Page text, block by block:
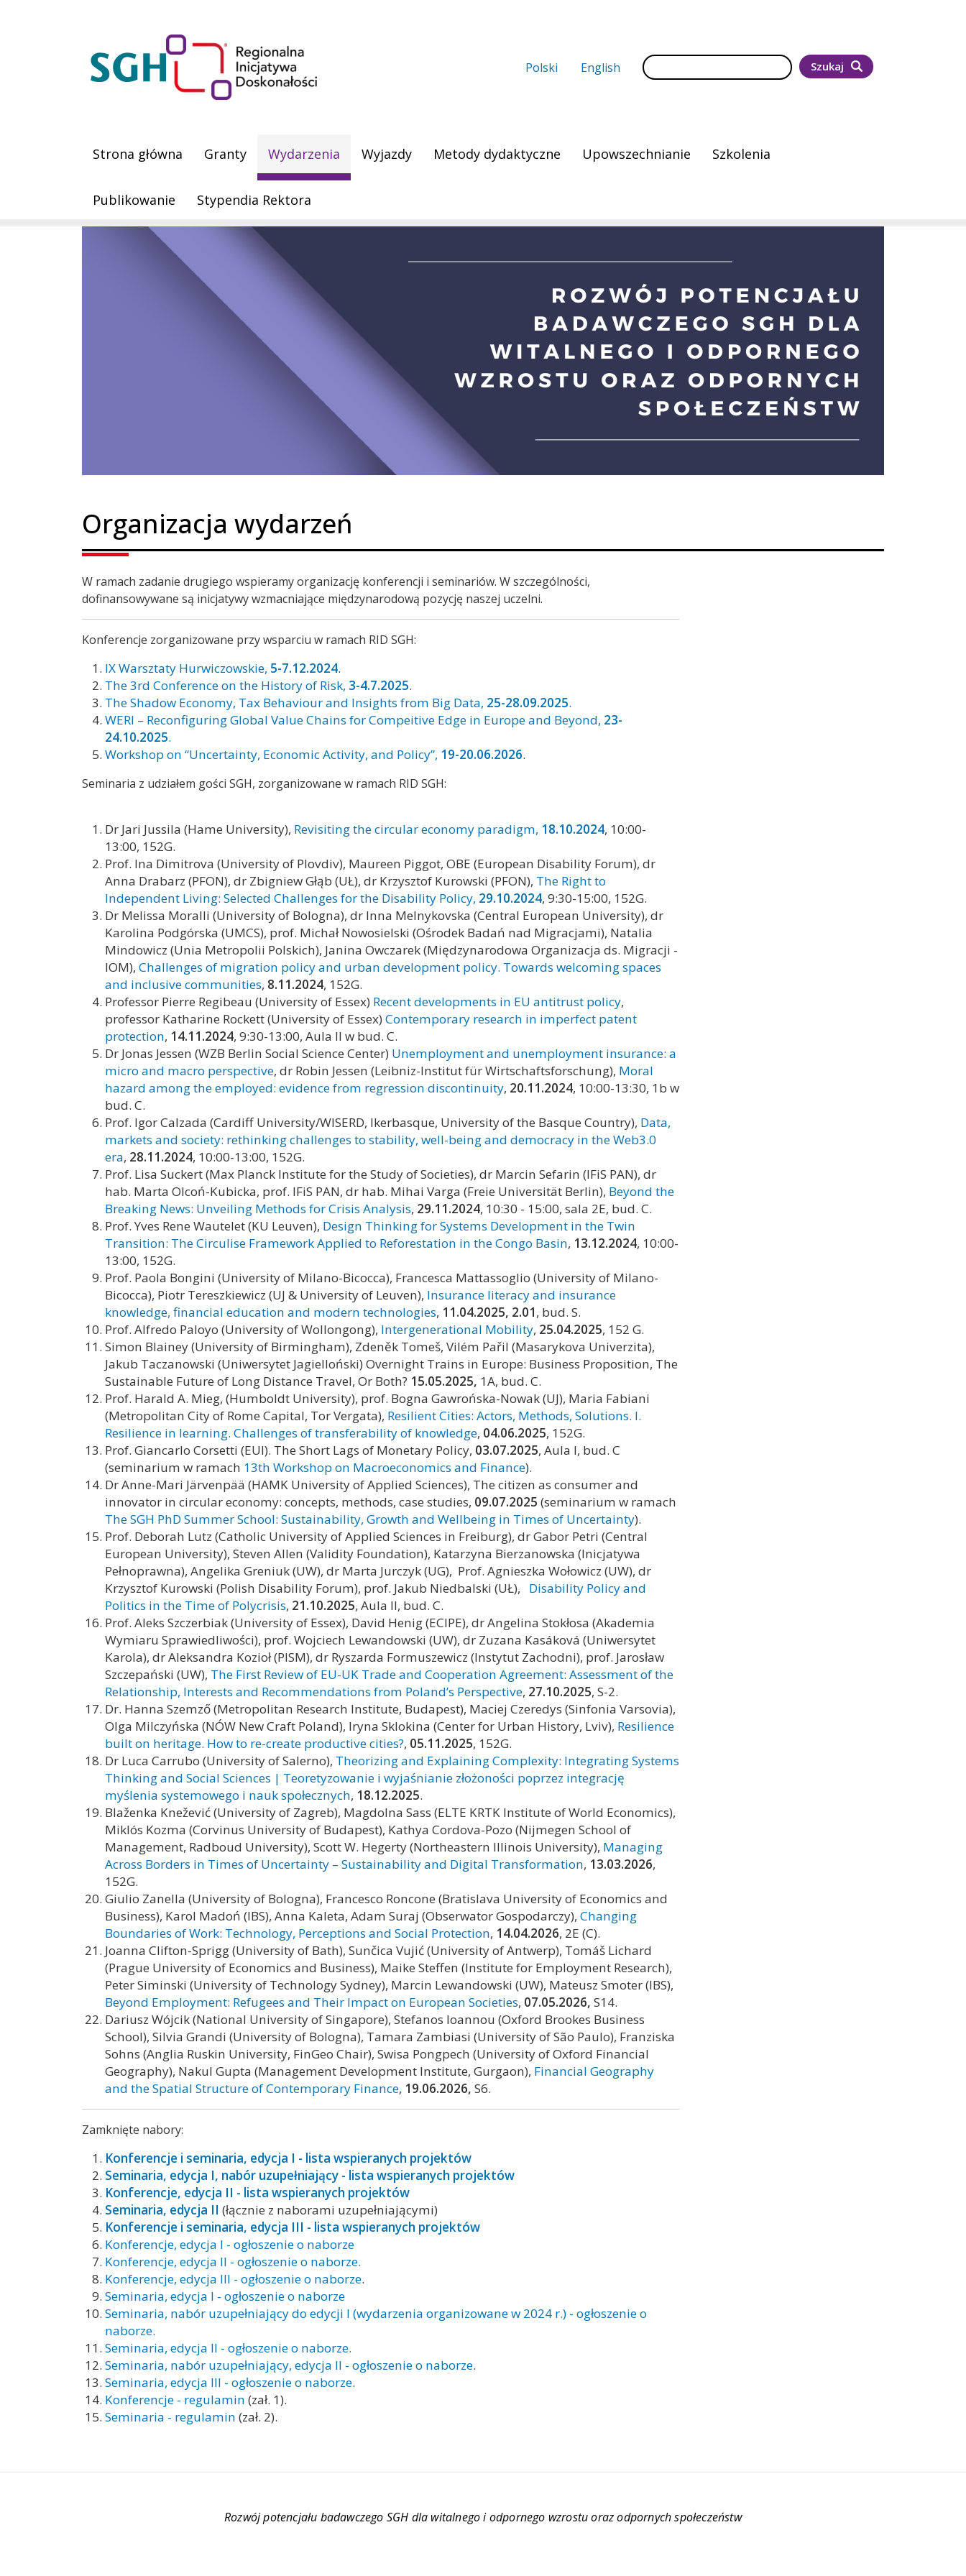
Obraz
Polski
English Szukaj Szukaj
Main navigation
Strona główna Granty Wydarzenia Wyjazdy Metody dydaktyczne Upowszechnianie Szkolenia
Publikowanie Stypendia Rektora
Organizacja wydarzeń
W ramach zadanie drugiego wspieramy organizację konferencji i seminariów. W szczególności,
dofinansowywane są inicjatywy wzmacniające międzynarodową pozycję naszej uczelni.
Konferencje zorganizowane przy wsparciu w ramach RID SGH:
IX Warsztaty Hurwiczowskie, 5-7.12.2024.
The 3rd Conference on the History of Risk, 3-4.7.2025.
The Shadow Economy, Tax Behaviour and Insights from Big Data, 25-28.09.2025.
WERI – Reconfiguring Global Value Chains for Compeitive Edge in Europe and Beyond, 23-
24.10.2025.
Workshop on “Uncertainty, Economic Activity, and Policy”, 19-20.06.2026.
Seminaria z udziałem gości SGH, zorganizowane w ramach RID SGH:
Dr Jari Jussila (Hame University), Revisiting the circular economy paradigm, 18.10.2024, 10:00-
13:00, 152G.
Prof. Ina Dimitrova (University of Plovdiv), Maureen Piggot, OBE (European Disability Forum), dr
Anna Drabarz (PFON), dr Zbigniew Głąb (UŁ), dr Krzysztof Kurowski (PFON), The Right to
Independent Living: Selected Challenges for the Disability Policy, 29.10.2024, 9:30-15:00, 152G.
Dr Melissa Moralli (University of Bologna), dr Inna Melnykovska (Central European University), dr
Karolina Podgórska (UMCS), prof. Michał Nowosielski (Ośrodek Badań nad Migracjami), Natalia
Mindowicz (Unia Metropolii Polskich), Janina Owczarek (Międzynarodowa Organizacja ds. Migracji -
IOM), Challenges of migration policy and urban development policy. Towards welcoming spaces
and inclusive communities, 8.11.2024, 152G.
Professor Pierre Regibeau (University of Essex) Recent developments in EU antitrust policy,
professor Katharine Rockett (University of Essex) Contemporary research in imperfect patent
protection, 14.11.2024, 9:30-13:00, Aula II w bud. C.
Dr Jonas Jessen (WZB Berlin Social Science Center) Unemployment and unemployment insurance: a
micro and macro perspective, dr Robin Jessen (Leibniz-Institut für Wirtschaftsforschung), Moral
hazard among the employed: evidence from regression discontinuity, 20.11.2024, 10:00-13:30, 1b w
bud. C.
Prof. Igor Calzada (Cardiff University/WISERD, Ikerbasque, University of the Basque Country), Data,
markets and society: rethinking challenges to stability, well-being and democracy in the Web3.0
era, 28.11.2024, 10:00-13:00, 152G.
Prof. Lisa Suckert (Max Planck Institute for the Study of Societies), dr Marcin Sefarin (IFiS PAN), dr
hab. Marta Olcoń-Kubicka, prof. IFiS PAN, dr hab. Mihai Varga (Freie Universität Berlin), Beyond the
Breaking News: Unveiling Methods for Crisis Analysis, 29.11.2024, 10:30 - 15:00, sala 2E, bud. C.
Prof. Yves Rene Wautelet (KU Leuven), Design Thinking for Systems Development in the Twin
Transition: The Circulise Framework Applied to Reforestation in the Congo Basin, 13.12.2024, 10:00-
13:00, 152G.
Prof. Paola Bongini (University of Milano-Bicocca), Francesca Mattassoglio (University of Milano-
Bicocca), Piotr Tereszkiewicz (UJ & University of Leuven), Insurance literacy and insurance
knowledge, financial education and modern technologies, 11.04.2025, 2.01, bud. S.
Prof. Alfredo Paloyo (University of Wollongong), Intergenerational Mobility, 25.04.2025, 152 G.
Simon Blainey (University of Birmingham), Zdeněk Tomeš, Vilém Pařil (Masarykova Univerzita),
Jakub Taczanowski (Uniwersytet Jagielloński) Overnight Trains in Europe: Business Proposition, The
Sustainable Future of Long Distance Travel, Or Both? 15.05.2025, 1A, bud. C.
Prof. Harald A. Mieg, (Humboldt University), prof. Bogna Gawrońska-Nowak (UJ), Maria Fabiani
(Metropolitan City of Rome Capital, Tor Vergata), Resilient Cities: Actors, Methods, Solutions. I.
Resilience in learning. Challenges of transferability of knowledge, 04.06.2025, 152G.
Prof. Giancarlo Corsetti (EUI). The Short Lags of Monetary Policy, 03.07.2025, Aula I, bud. C
(seminarium w ramach 13th Workshop on Macroeconomics and Finance).
Dr Anne-Mari Järvenpää (HAMK University of Applied Sciences), The citizen as consumer and
innovator in circular economy: concepts, methods, case studies, 09.07.2025 (seminarium w ramach
The SGH PhD Summer School: Sustainability, Growth and Wellbeing in Times of Uncertainty).
Prof. Deborah Lutz (Catholic University of Applied Sciences in Freiburg), dr Gabor Petri (Central
European University), Steven Allen (Validity Foundation), Katarzyna Bierzanowska (Inicjatywa
Pełnoprawna), Angelika Greniuk (UW), dr Marta Jurczyk (UG), Prof. Agnieszka Wołowicz (UW), dr
Krzysztof Kurowski (Polish Disability Forum), prof. Jakub Niedbalski (UŁ), Disability Policy and
Politics in the Time of Polycrisis, 21.10.2025, Aula II, bud. C.
Prof. Aleks Szczerbiak (University of Essex), David Henig (ECIPE), dr Angelina Stokłosa (Akademia
Wymiaru Sprawiedliwości), prof. Wojciech Lewandowski (UW), dr Zuzana Kasáková (Uniwersytet
Karola), dr Aleksandra Kozioł (PISM), dr Ryszarda Formuszewicz (Instytut Zachodni), prof. Jarosław
Szczepański (UW), The First Review of EU-UK Trade and Cooperation Agreement: Assessment of the
Relationship, Interests and Recommendations from Poland’s Perspective, 27.10.2025, S-2.
Dr. Hanna Szemző (Metropolitan Research Institute, Budapest), Maciej Czeredys (Sinfonia Varsovia),
Olga Milczyńska (NÓW New Craft Poland), Iryna Sklokina (Center for Urban History, Lviv), Resilience
built on heritage. How to re-create productive cities?, 05.11.2025, 152G.
Dr Luca Carrubo (University of Salerno), Theorizing and Explaining Complexity: Integrating Systems
Thinking and Social Sciences | Teoretyzowanie i wyjaśnianie złożoności poprzez integrację
myślenia systemowego i nauk społecznych, 18.12.2025.
Blaženka Knežević (University of Zagreb), Magdolna Sass (ELTE KRTK Institute of World Economics),
Miklós Kozma (Corvinus University of Budapest), Kathya Cordova-Pozo (Nijmegen School of
Management, Radboud University), Scott W. Hegerty (Northeastern Illinois University), Managing
Across Borders in Times of Uncertainty – Sustainability and Digital Transformation, 13.03.2026,
152G.
Giulio Zanella (University of Bologna), Francesco Roncone (Bratislava University of Economics and
Business), Karol Madoń (IBS), Anna Kaleta, Adam Suraj (Obserwator Gospodarczy), Changing
Boundaries of Work: Technology, Perceptions and Social Protection, 14.04.2026, 2E (C).
Joanna Clifton-Sprigg (University of Bath), Sunčica Vujić (University of Antwerp), Tomáš Lichard
(Prague University of Economics and Business), Maike Steffen (Institute for Employment Research),
Peter Siminski (University of Technology Sydney), Marcin Lewandowski (UW), Mateusz Smoter (IBS),
Beyond Employment: Refugees and Their Impact on European Societies, 07.05.2026, S14.
Dariusz Wójcik (National University of Singapore), Stefanos Ioannou (Oxford Brookes Business
School), Silvia Grandi (University of Bologna), Tamara Zambiasi (University of São Paulo), Franziska
Sohns (Anglia Ruskin University, FinGeo Chair), Swisa Pongpech (University of Oxford Financial
Geography), Nakul Gupta (Management Development Institute, Gurgaon), Financial Geography
and the Spatial Structure of Contemporary Finance, 19.06.2026, S6.
Zamknięte nabory:
Konferencje i seminaria, edycja I - lista wspieranych projektów
Seminaria, edycja I, nabór uzupełniający - lista wspieranych projektów
Konferencje, edycja II - lista wspieranych projektów
Seminaria, edycja II (łącznie z naborami uzupełniającymi)
Konferencje i seminaria, edycja III - lista wspieranych projektów
Konferencje, edycja I - ogłoszenie o naborze
Konferencje, edycja II - ogłoszenie o naborze.
Konferencje, edycja III - ogłoszenie o naborze.
Seminaria, edycja I - ogłoszenie o naborze
Seminaria, nabór uzupełniający do edycji I (wydarzenia organizowane w 2024 r.) - ogłoszenie o
naborze.
Seminaria, edycja II - ogłoszenie o naborze.
Seminaria, nabór uzupełniający, edycja II - ogłoszenie o naborze.
Seminaria, edycja III - ogłoszenie o naborze.
Konferencje - regulamin (zał. 1).
Seminaria - regulamin (zał. 2).
Rozwój potencjału badawczego SGH dla witalnego i odpornego wzrostu oraz odpornych społeczeństw